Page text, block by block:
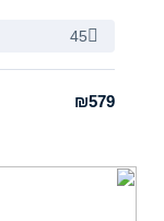
45
₪579